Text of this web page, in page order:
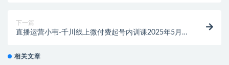
下一篇
直播运营小韦-千川线上微付费起号内训课2025年5月
相关文章